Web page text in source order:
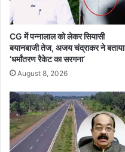
हीं
र
ना
प
ता
पा
नी
के
लि
प
रा
से
जु
ड़
र
वि
का
स
को
CG में पन्नालाल को लेकर सियासी
बयानबाजी तेज, अजय चंद्राकर ने बताया
‘धर्मांतरण रैकेट का सरगना’
August 8, 2026